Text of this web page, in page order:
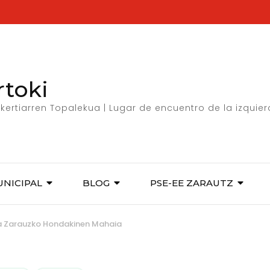
Topalekua | Lugar de encuentro de la
BLOG PSE-EE ZARAUTZ
Hondakinen Mahaia